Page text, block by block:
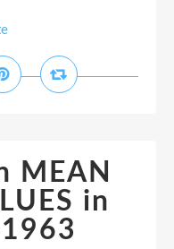
MEAN
in